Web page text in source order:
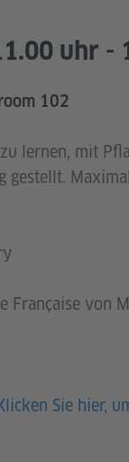
uhr -
102
lernen, mit
Française von
Sie hier,